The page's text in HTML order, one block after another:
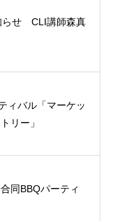
らせ CLI講師森真
ィバル「マーケッ
リー」
同BBQパーティ